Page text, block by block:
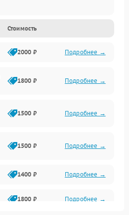
Стоимость
2000 ₽ Подробнее →
1800 ₽ Подробнее →
1500 ₽ Подробнее →
1500 ₽ Подробнее →
1400 ₽ Подробнее →
1800 ₽ Подробнее →